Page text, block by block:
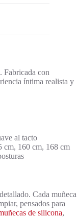
. Fabricada con
íntima realista y
al tacto
cm, 160 cm, 168 cm
Cada muñeca
pensados para
de silicona,